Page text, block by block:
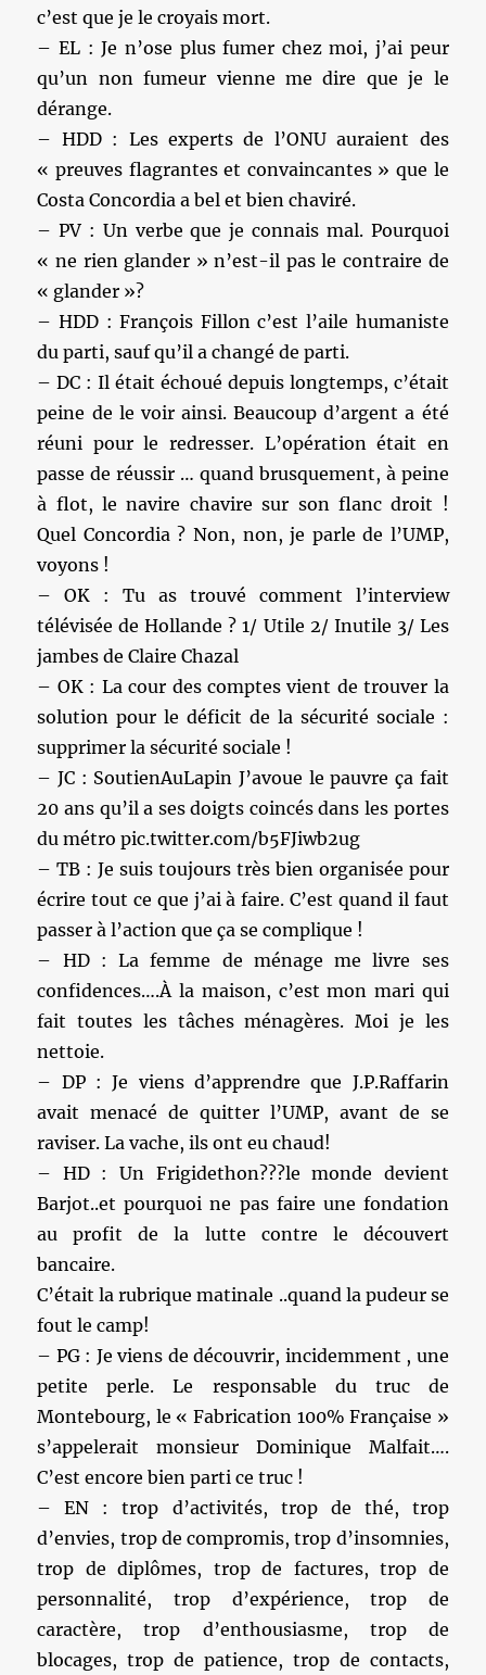
c’est que je le croyais mort.
– EL : Je n’ose plus fumer chez moi, j’ai peur
qu’un non fumeur vienne me dire que je le
dérange.
– HDD : Les experts de l’ONU auraient des
« preuves flagrantes et convaincantes » que le
Costa Concordia a bel et bien chaviré.
– PV : Un verbe que je connais mal. Pourquoi
« ne rien glander » n’est-il pas le contraire de
« glander »?
– HDD : François Fillon c’est l’aile humaniste
du parti, sauf qu’il a changé de parti.
– DC : Il était échoué depuis longtemps, c’était
peine de le voir ainsi. Beaucoup d’argent a été
réuni pour le redresser. L’opération était en
passe de réussir … quand brusquement, à peine
à flot, le navire chavire sur son flanc droit !
Quel Concordia ? Non, non, je parle de l’UMP,
voyons !
– OK : Tu as trouvé comment l’interview
télévisée de Hollande ? 1/ Utile 2/ Inutile 3/ Les
jambes de Claire Chazal
– OK : La cour des comptes vient de trouver la
solution pour le déficit de la sécurité sociale :
supprimer la sécurité sociale !
– JC : SoutienAuLapin J’avoue le pauvre ça fait
20 ans qu’il a ses doigts coincés dans les portes
du métro pic.twitter.com/b5FJiwb2ug
– TB : Je suis toujours très bien organisée pour
écrire tout ce que j’ai à faire. C’est quand il faut
passer à l’action que ça se complique !
– HD : La femme de ménage me livre ses
confidences….À la maison, c’est mon mari qui
fait toutes les tâches ménagères. Moi je les
nettoie.
– DP : Je viens d’apprendre que J.P.Raffarin
avait menacé de quitter l’UMP, avant de se
raviser. La vache, ils ont eu chaud!
– HD : Un Frigidethon???le monde devient
Barjot..et pourquoi ne pas faire une fondation
au profit de la lutte contre le découvert
bancaire.
C’était la rubrique matinale ..quand la pudeur se
fout le camp!
– PG : Je viens de découvrir, incidemment , une
petite perle. Le responsable du truc de
Montebourg, le « Fabrication 100% Française »
s’appelerait monsieur Dominique Malfait….
C’est encore bien parti ce truc !
– EN : trop d’activités, trop de thé, trop
d’envies, trop de compromis, trop d’insomnies,
trop de diplômes, trop de factures, trop de
personnalité, trop d’expérience, trop de
caractère, trop d’enthousiasme, trop de
blocages, trop de patience, trop de contacts,